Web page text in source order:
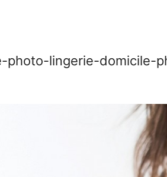
photo-lingerie-domicile-